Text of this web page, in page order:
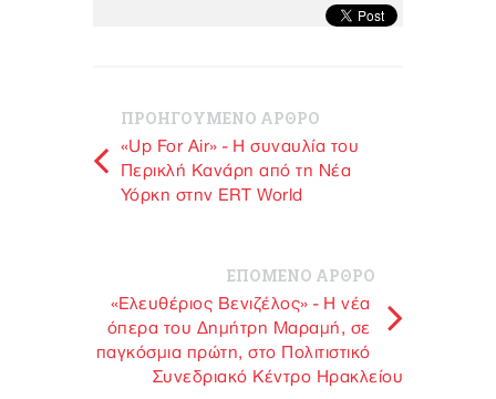
ΠΡΟΗΓΟΥΜΕΝΟ ΑΡΘΡΟ
«Up For Air» - Η συναυλία του
Περικλή Κανάρη από τη Νέα
Υόρκη στην ERT World
ΕΠΟΜΕΝΟ ΑΡΘΡΟ
«Ελευθέριος Βενιζέλος» - Η νέα
όπερα του Δημήτρη Μαραμή, σε
παγκόσμια πρώτη, στο Πολιτιστικό
Συνεδριακό Κέντρο Ηρακλείου